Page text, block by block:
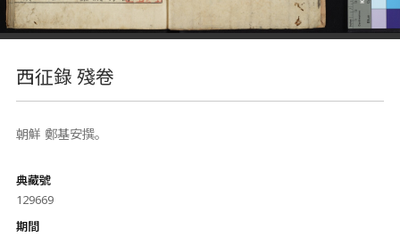
西征錄 殘卷
朝鮮 鄭基安撰。
典藏號
129669
期間